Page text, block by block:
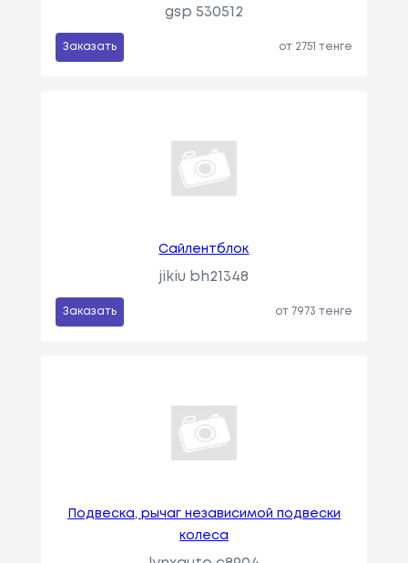
gsp 530512
Заказать от 2751 тенге
Сайлентблок
jikiu bh21348
Заказать от 7973 тенге
Подвеска, рычаг независимой подвески
колеса